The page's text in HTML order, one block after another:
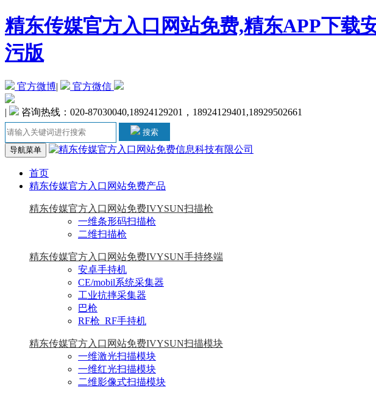
精东传媒官方入口网站免费,精东APP下载
污版
官方微博| 官方微信
| 咨询热线：020-87030040,18924129201，18924129401,18929502661
搜索
导航菜单
首页
精东传媒官方入口网站免费产品
精东传媒官方入口网站免费IVYSUN扫描枪
一维条形码扫描枪
二维扫描枪
精东传媒官方入口网站免费IVYSUN手持终端
安卓手持机
CE/mobil系统采集器
工业抗摔采集器
巴枪
RF枪_RF手持机
精东传媒官方入口网站免费IVYSUN扫描模块
一维激光扫描模块
一维红光扫描模块
二维影像式扫描模块